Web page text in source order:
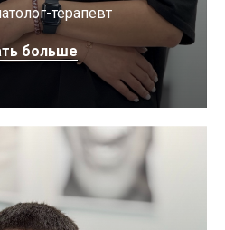
терапевт
больше